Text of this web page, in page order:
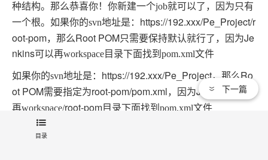
种结构。那么恭喜你！你新建一个job就可以了，因为只有
一个根。如果你的svn地址是： https://192.xxx/Pe_Project/r
oot-pom，那么Root POM只需要保持默认就行了，因为Je
nkins可以再workspace目录下面找到 pom.xml文件
如果你的svn地址是：https://192.xxx/Pe_Project，那么Ro
ot POM需要指定为root-pom/pom.xml，因为Jenkins可以
再workspace/root-pom目录下面找到pom.xml文件
目录
下一篇